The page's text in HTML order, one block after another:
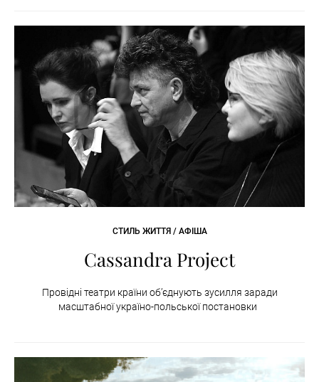
СТИЛЬ ЖИТТЯ / АФІША
Cassandra Project
Провідні театри країни об’єднують зусилля заради
масштабної україно-польської постановки